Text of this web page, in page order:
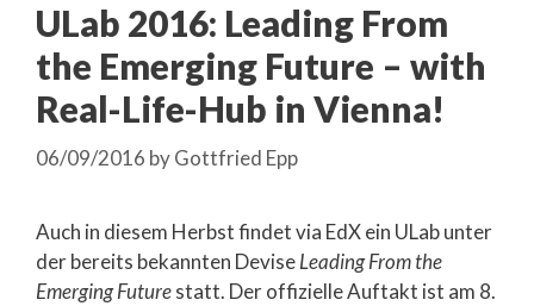
ULab 2016: Leading From
the Emerging Future – with
Real-Life-Hub in Vienna!
06/09/2016 byGottfried Epp
Auch in diesem Herbst findet via EdX ein ULab unter
der bereits bekannten DeviseLeading From the
Emerging Futurestatt. Der offizielle Auftakt ist am 8.